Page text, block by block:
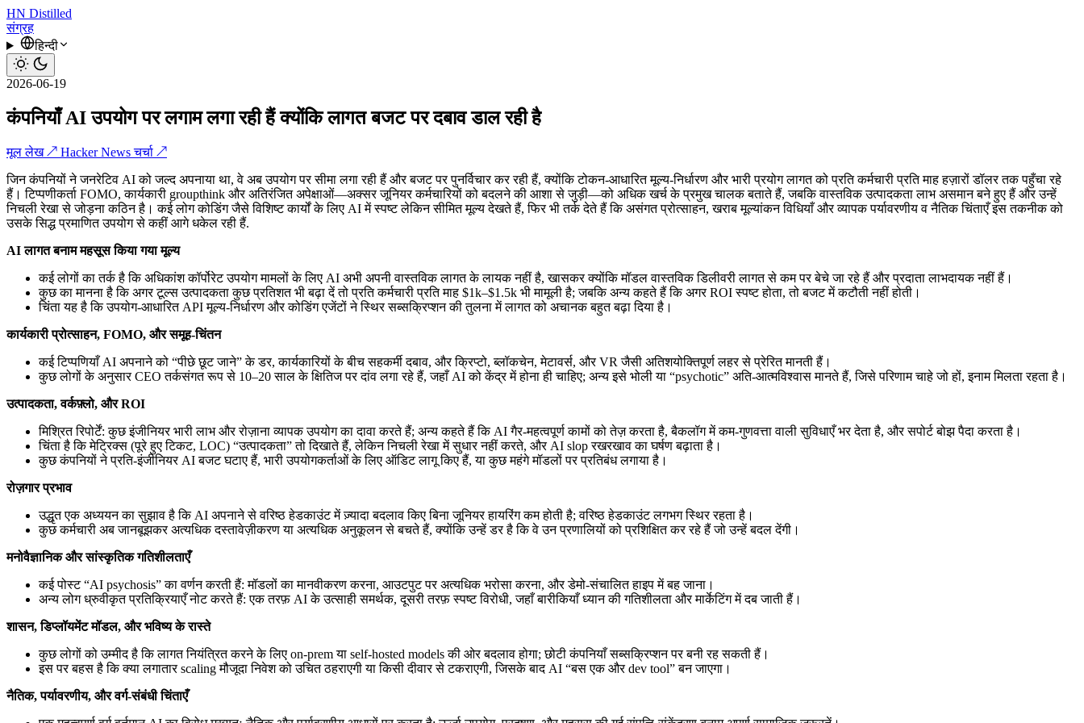
HN Distilled
संग्रह
हिन्दी
2026-06-19
कंपनियाँ AI उपयोग पर लगाम लगा रही हैं क्योंकि लागत बजट पर दबाव डाल रही है
मूल लेख ↗ Hacker News चर्चा ↗
जिन कंपनियों ने जनरेटिव AI को जल्द अपनाया था, वे अब उपयोग पर सीमा लगा रही हैं और बजट पर पुनर्विचार कर रही हैं, क्योंकि टोकन-आधारित मूल्य-निर्धारण और भारी प्रयोग लागत को प्रति कर्मचारी प्रति माह हज़ारों डॉलर तक पहुँचा रहे
हैं। टिप्पणीकर्ता FOMO, कार्यकारी groupthink और अतिरंजित अपेक्षाओं—अक्सर जूनियर कर्मचारियों को बदलने की आशा से जुड़ी—को अधिक खर्च के प्रमुख चालक बताते हैं, जबकि वास्तविक उत्पादकता लाभ असमान बने हुए हैं और उन्हें
निचली रेखा से जोड़ना कठिन है। कई लोग कोडिंग जैसे विशिष्ट कार्यों के लिए AI में स्पष्ट लेकिन सीमित मूल्य देखते हैं, फिर भी तर्क देते हैं कि असंगत प्रोत्साहन, खराब मूल्यांकन विधियाँ और व्यापक पर्यावरणीय व नैतिक चिंताएँ इस तकनीक को
उसके सिद्ध प्रमाणित उपयोग से कहीं आगे धकेल रही हैं.
AI लागत बनाम महसूस किया गया मूल्य
कई लोगों का तर्क है कि अधिकांश कॉर्पोरेट उपयोग मामलों के लिए AI अभी अपनी वास्तविक लागत के लायक नहीं है, खासकर क्योंकि मॉडल वास्तविक डिलीवरी लागत से कम पर बेचे जा रहे हैं और प्रदाता लाभदायक नहीं हैं।
कुछ का मानना है कि अगर टूल्स उत्पादकता कुछ प्रतिशत भी बढ़ा दें तो प्रति कर्मचारी प्रति माह $1k–$1.5k भी मामूली है; जबकि अन्य कहते हैं कि अगर ROI स्पष्ट होता, तो बजट में कटौती नहीं होती।
चिंता यह है कि उपयोग-आधारित API मूल्य-निर्धारण और कोडिंग एजेंटों ने स्थिर सब्सक्रिप्शन की तुलना में लागत को अचानक बहुत बढ़ा दिया है।
कार्यकारी प्रोत्साहन, FOMO, और समूह-चिंतन
कई टिप्पणियाँ AI अपनाने को “पीछे छूट जाने” के डर, कार्यकारियों के बीच सहकर्मी दबाव, और क्रिप्टो, ब्लॉकचेन, मेटावर्स, और VR जैसी अतिशयोक्तिपूर्ण लहर से प्रेरित मानती हैं।
कुछ लोगों के अनुसार CEO तर्कसंगत रूप से 10–20 साल के क्षितिज पर दांव लगा रहे हैं, जहाँ AI को केंद्र में होना ही चाहिए; अन्य इसे भोली या “psychotic” अति-आत्मविश्वास मानते हैं, जिसे परिणाम चाहे जो हों, इनाम मिलता रहता है।
उत्पादकता, वर्कफ़्लो, और ROI
मिश्रित रिपोर्टें: कुछ इंजीनियर भारी लाभ और रोज़ाना व्यापक उपयोग का दावा करते हैं; अन्य कहते हैं कि AI गैर-महत्वपूर्ण कामों को तेज़ करता है, बैकलॉग में कम-गुणवत्ता वाली सुविधाएँ भर देता है, और सपोर्ट बोझ पैदा करता है।
चिंता है कि मेट्रिक्स (पूरे हुए टिकट, LOC) “उत्पादकता” तो दिखाते हैं, लेकिन निचली रेखा में सुधार नहीं करते, और AI slop रखरखाव का घर्षण बढ़ाता है।
कुछ कंपनियों ने प्रति-इंजीनियर AI बजट घटाए हैं, भारी उपयोगकर्ताओं के लिए ऑडिट लागू किए हैं, या कुछ महंगे मॉडलों पर प्रतिबंध लगाया है।
रोज़गार प्रभाव
उद्धृत एक अध्ययन का सुझाव है कि AI अपनाने से वरिष्ठ हेडकाउंट में ज़्यादा बदलाव किए बिना जूनियर हायरिंग कम होती है; वरिष्ठ हेडकाउंट लगभग स्थिर रहता है।
कुछ कर्मचारी अब जानबूझकर अत्यधिक दस्तावेज़ीकरण या अत्यधिक अनुकूलन से बचते हैं, क्योंकि उन्हें डर है कि वे उन प्रणालियों को प्रशिक्षित कर रहे हैं जो उन्हें बदल देंगी।
मनोवैज्ञानिक और सांस्कृतिक गतिशीलताएँ
कई पोस्ट “AI psychosis” का वर्णन करती हैं: मॉडलों का मानवीकरण करना, आउटपुट पर अत्यधिक भरोसा करना, और डेमो-संचालित हाइप में बह जाना।
अन्य लोग ध्रुवीकृत प्रतिक्रियाएँ नोट करते हैं: एक तरफ़ AI के उत्साही समर्थक, दूसरी तरफ़ स्पष्ट विरोधी, जहाँ बारीकियाँ ध्यान की गतिशीलता और मार्केटिंग में दब जाती हैं।
शासन, डिप्लॉयमेंट मॉडल, और भविष्य के रास्ते
कुछ लोगों को उम्मीद है कि लागत नियंत्रित करने के लिए on-prem या self-hosted models की ओर बदलाव होगा; छोटी कंपनियाँ सब्सक्रिप्शन पर बनी रह सकती हैं।
इस पर बहस है कि क्या लगातार scaling मौजूदा निवेश को उचित ठहराएगी या किसी दीवार से टकराएगी, जिसके बाद AI “बस एक और dev tool” बन जाएगा।
नैतिक, पर्यावरणीय, और वर्ग-संबंधी चिंताएँ